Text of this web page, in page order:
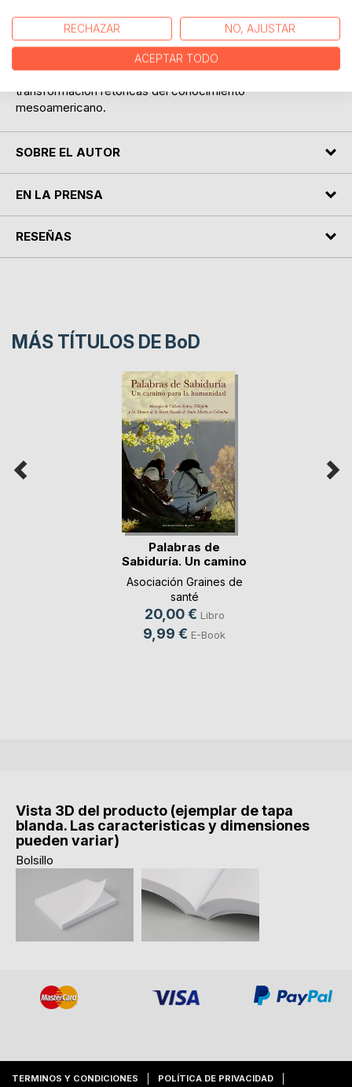
ciencia. Los inicios de la ciencia natural son en buena
medida un ejercicio de traducción cultural. La metódica y
racionalista desacralización de la naturaleza, paradigma de
la modernidad, comienza con la obtención y
transformación retóricas del conocimiento
mesoamericano.
SOBRE EL AUTOR
EN LA PRENSA
RESEÑAS
MÁS TÍTULOS DE BoD
Palabras de
Sabiduría. Un camino
p(...)
Asociación Graines de
santé
20,00 € Libro
9,99 € E-Book
Vista 3D del producto (ejemplar de tapa
blanda. Las caracteristicas y dimensiones
pueden variar)
Bolsillo
TERMINOS Y CONDICIONES POLÍTICA DE PRIVACIDAD
RECHAZAR NO, AJUSTAR
ACEPTAR TODO